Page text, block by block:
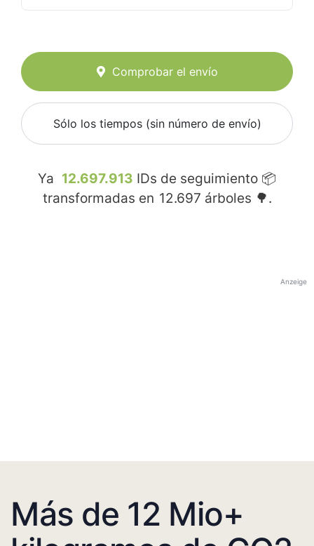
Comprobar el envío
Sólo los tiempos (sin número de envío)
Ya 12.697.913 IDs de seguimiento 📦
transformadas en 12.697 árboles 🌳.
Anzeige
Más de 12 Mio+